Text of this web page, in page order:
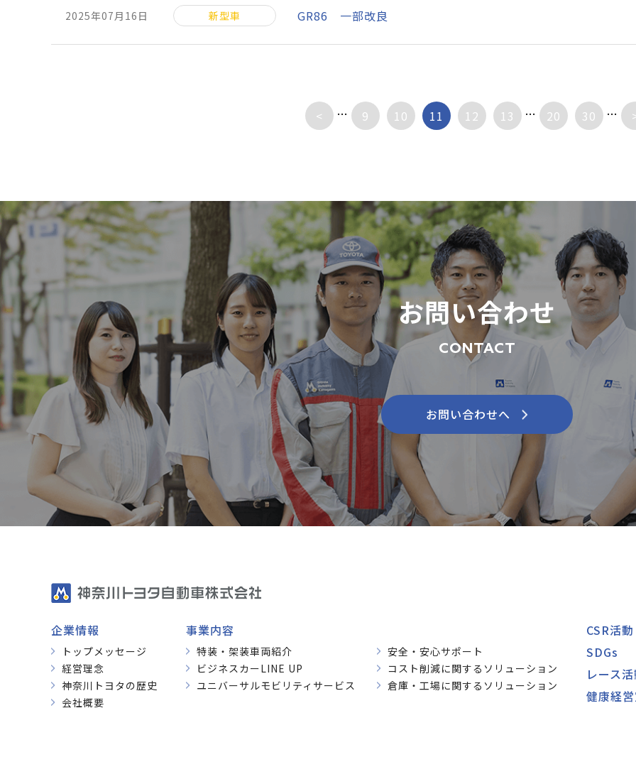
2025年07月16日 新型車 GR86 一部改良
< ... 9 10 11 12 13 ... 20 30 ...
お問い合わせ
CONTACT
お問い合わせへ
企業情報
トップメッセージ
経営理念
神奈川トヨタの歴史
会社概要
事業内容
特装・架装車両紹介
ビジネスカーLINE UP
ユニバーサルモビリティサービス
安全・安心サポート
コスト削減に関するソリューション
倉庫・工場に関するソリューション
CSR活動
SDGs
レース
健康経